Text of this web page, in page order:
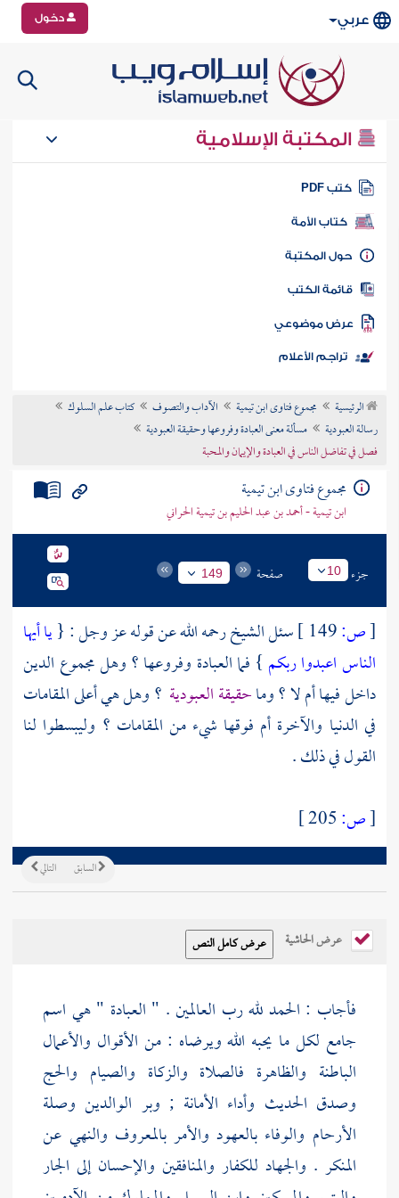
عربي دخول
المكتبة الإسلامية
كتب PDF
كتاب الأمة
المكتبة
الكتب
موضوعي
تراجم الأعلام
الرئيسية مجموع فتاوى ابن تيمية الآداب والتصوف
كتاب علم السلوك
رسالة العبودية
مسألة معنى العبادة وفروعها وحقيقة العبودية
فصل في تفاضل الناس في العبادة والإيمان والمحبة
مجموع فتاوى ابن تيمية
ابن تيمية - أحمد بن عبد الحليم بن تيمية الحراني
جزء 10 صفحة 149
[ص: سئل الشيخ رحمه الله عن قوله عز وجل : {يا أيها
الناس اعبدوا ربكم } فما العبادة وفروعها ؟ وهل مجموع الدين
داخل فيها أم لا ؟ وماحقيقة العبودية ؟ وهل هي أعلى المقامات
في الدنيا والآخرة أم فوقها شيء من المقامات ؟ وليبسطوا لنا
القول في ذلك .
[ص:
التالي السابق
عرض الحاشية
فأجاب : الحمد لله رب العالمين . " العبادة " هي اسم
جامع لكل ما يحبه الله ويرضاه : من الأقوال والأعمال
الباطنة والظاهرة فالصلاة والزكاة والصيام والحج
وصدق الحديث وأداء الأمانة ; وبر الوالدين وصلة
الأرحام والوفاء بالعهود والأمر بالمعروف والنهي عن
المنكر . والجهاد للكفار والمنافقين والإحسان إلى الجار